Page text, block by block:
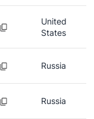
United
States
Russia
Russia